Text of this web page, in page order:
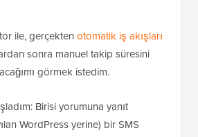
ile, gerçekten otomatik iş akışları
sonra manuel takip süresini
görmek istedim.
Birisi yorumuna yanıt
WordPress yerine) bir SMS